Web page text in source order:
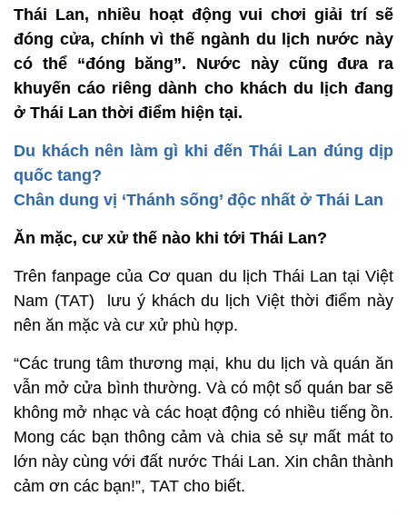
Thái Lan, nhiều hoạt động vui chơi giải trí sẽ
đóng cửa, chính vì thế ngành du lịch nước này
có thể “đóng băng”. Nước này cũng đưa ra
khuyến cáo riêng dành cho khách du lịch đang
ở Thái Lan thời điểm hiện tại.
Du khách nên làm gì khi đến Thái Lan đúng dịp
quốc tang?
Chân dung vị ‘Thánh sống’ độc nhất ở Thái Lan
Ăn mặc, cư xử thế nào khi tới Thái Lan?
Trên fanpage của Cơ quan du lịch Thái Lan tại Việt
Nam (TAT) lưu ý khách du lịch Việt thời điểm này
nên ăn mặc và cư xử phù hợp.
“Các trung tâm thương mại, khu du lịch và quán ăn
vẫn mở cửa bình thường. Và có một số quán bar sẽ
không mở nhạc và các hoạt động có nhiều tiếng ồn.
Mong các bạn thông cảm và chia sẻ sự mất mát to
lớn này cùng với đất nước Thái Lan. Xin chân thành
cảm ơn các bạn!”, TAT cho biết.